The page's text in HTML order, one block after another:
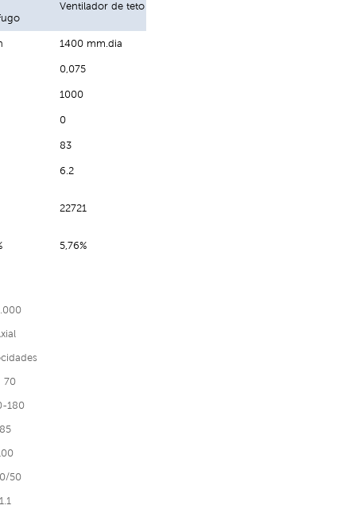
Ventilador de teto
1400 mm.dia
0,075
1000
0
83
6.2
22721
5,76%
70
180
50